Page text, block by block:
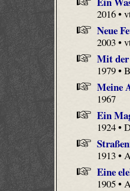
2016 •
Neue
2003 •
Mit
1979 •
Meine
1967
Ein
1924 •
1913 •
Eine
1905 •